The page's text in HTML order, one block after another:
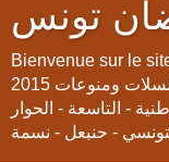
تونس
Bienvenue sur le
2015 مرحبا بكم على موقع الذي سيجمع لكم مسلسلات ومنوعات
التونسية لرمضان ٢٠١٥ الوطنية - التاسعة - الحوار
- حنبعل - نسمة